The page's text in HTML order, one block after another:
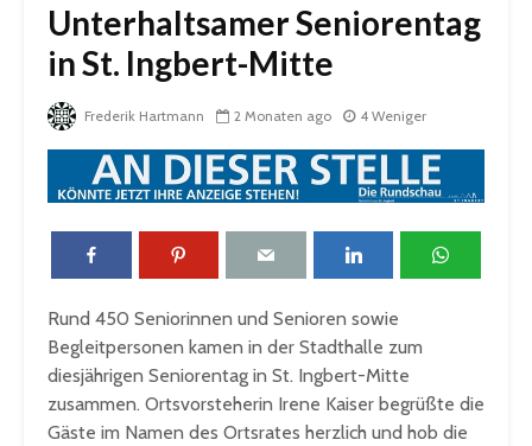
Unterhaltsamer Seniorentag
in St. Ingbert-Mitte
Frederik Hartmann 2 Monaten ago 4 Weniger
Rund 450 Seniorinnen und Senioren sowie
Begleitpersonen kamen in der Stadthalle zum
diesjährigen Seniorentag in St. Ingbert-Mitte
zusammen. Ortsvorsteherin Irene Kaiser begrüßte die
Gäste im Namen des Ortsrates herzlich und hob die